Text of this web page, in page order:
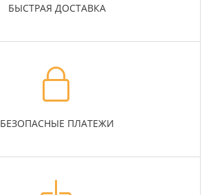
БЫСТРАЯ ДОСТАВКА
БЕЗОПАСНЫЕ ПЛАТЕЖИ